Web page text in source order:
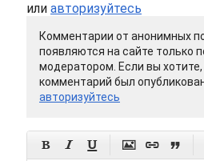
или авторизуйтесь
Комментарии от анонимных
появляются на сайте только
модератором. Если вы
комментарий был
авторизуйтесь
     